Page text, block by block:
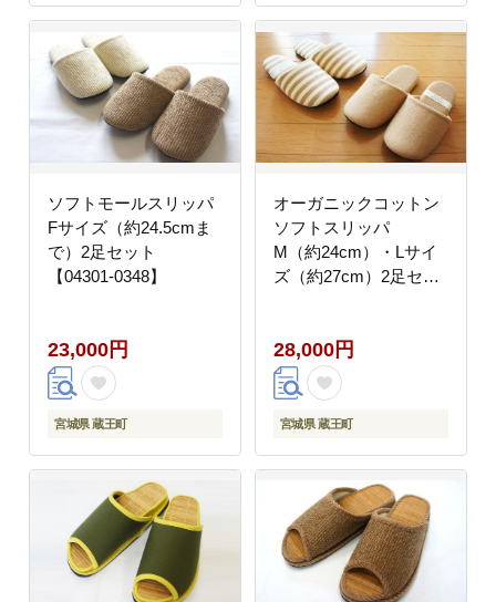
ソフトモールスリッパ
Fサイズ（約24.5cmま
で）2足セット
【04301-0348】
23,000円
宮城県 蔵王町
オーガニックコットン
ソフトスリッパ
M（約24cm）・Lサイ
ズ（約27cm）2足セッ
28,000円
宮城県 蔵王町